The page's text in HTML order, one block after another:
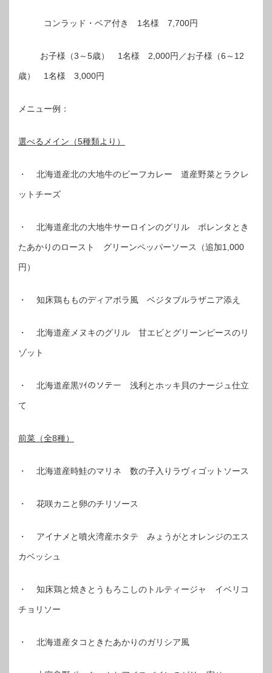
コンラッド・ベア付き 1名様 7,700円
お子様（3～5歳） 1名様 2,000円／お子様（6～12
歳） 1名様 3,000円
メニュー例：
選べるメイン（5種類より）
・ 北海道産北の大地牛のビーフカレー 道産野菜とラクレ
ットチーズ
・ 北海道産北の大地牛サーロインのグリル ポレンタとき
たあかりのロースト グリーンペッパーソース（追加1,000
円）
・ 知床鶏もものディアボラ風 ベジタブルラザニア添え
・ 北海道産メヌキのグリル 甘エビとグリーンピースのリ
ゾット
・ 北海道産黒ｿｲのソテー 浅利とホッキ貝のナージュ仕立
て
前菜（全8種）
・ 北海道産時鮭のマリネ 数の子入りラヴィゴットソース
・ 花咲カニと卵のチリソース
・ アイナメと噴火湾産ホタテ みょうがとオレンジのエス
カベッシュ
・ 知床鶏と焼きとうもろこしのトルティージャ イベリコ
チョリソー
・ 北海道産タコときたあかりのガリシア風